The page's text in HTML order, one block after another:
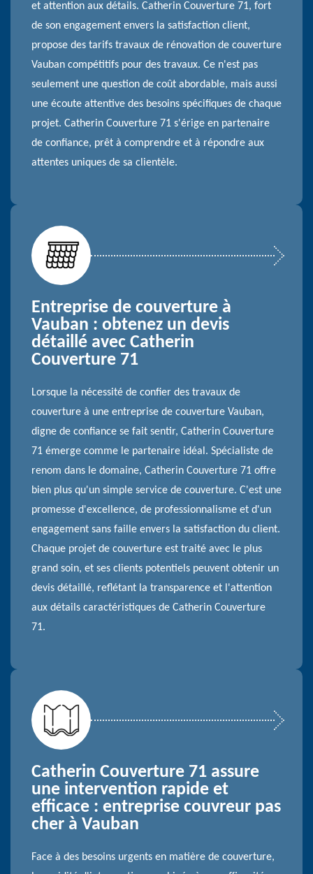
et attention aux détails. Catherin Couverture 71, fort
de son engagement envers la satisfaction client,
propose des tarifs travaux de rénovation de couverture
Vauban compétitifs pour des travaux. Ce n'est pas
seulement une question de coût abordable, mais aussi
une écoute attentive des besoins spécifiques de chaque
projet. Catherin Couverture 71 s'érige en partenaire
de confiance, prêt à comprendre et à répondre aux
attentes uniques de sa clientèle.
Entreprise de couverture à
Vauban : obtenez un devis
détaillé avec Catherin
Couverture 71
Lorsque la nécessité de confier des travaux de
couverture à une entreprise de couverture Vauban,
digne de confiance se fait sentir, Catherin Couverture
71 émerge comme le partenaire idéal. Spécialiste de
renom dans le domaine, Catherin Couverture 71 offre
bien plus qu'un simple service de couverture. C'est une
promesse d'excellence, de professionnalisme et d'un
engagement sans faille envers la satisfaction du client.
Chaque projet de couverture est traité avec le plus
grand soin, et ses clients potentiels peuvent obtenir un
devis détaillé, reflétant la transparence et l'attention
aux détails caractéristiques de Catherin Couverture
71.
Catherin Couverture 71 assure
une intervention rapide et
efficace : entreprise couvreur pas
cher à Vauban
Face à des besoins urgents en matière de couverture,